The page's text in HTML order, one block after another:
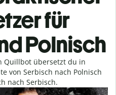
für
Polnisch
Quillbot übersetzt du in
von Serbisch nach Polnisch
nach Serbisch.